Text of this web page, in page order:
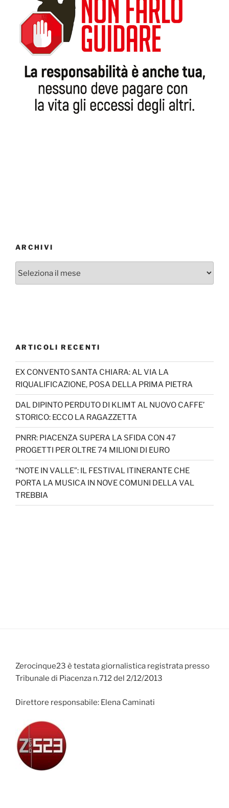
ARCHIVI
ARTICOLI RECENTI
EX CONVENTO SANTA CHIARA: AL VIA LA
RIQUALIFICAZIONE, POSA DELLA PRIMA PIETRA
DAL DIPINTO PERDUTO DI KLIMT AL NUOVO CAFFE’
STORICO: ECCO LA RAGAZZETTA
PNRR: PIACENZA SUPERA LA SFIDA CON 47
PROGETTI PER OLTRE 74 MILIONI DI EURO
“NOTE IN VALLE”: IL FESTIVAL ITINERANTE CHE
PORTA LA MUSICA IN NOVE COMUNI DELLA VAL
TREBBIA
Zerocinque23 è testata giornalistica registrata presso
Tribunale di Piacenza n.712 del 2/12/2013
Direttore responsabile: Elena Caminati